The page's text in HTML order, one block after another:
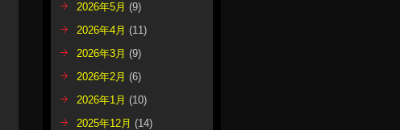
2026年5月 (9)
2026年4月 (11)
2026年3月 (9)
2026年2月 (6)
2026年1月 (10)
2025年12月 (14)